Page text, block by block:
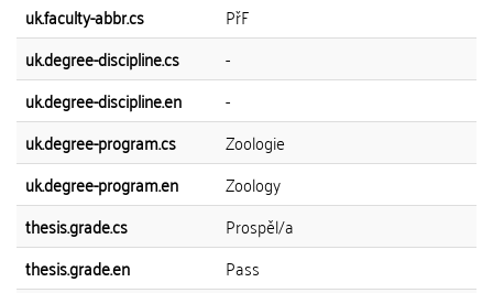
uk.faculty-abbr.cs
PřF
uk.degree-discipline.cs
-
uk.degree-discipline.en
-
uk.degree-program.cs
Zoologie
uk.degree-program.en
Zoology
thesis.grade.cs
Prospěl/a
thesis.grade.en
Pass